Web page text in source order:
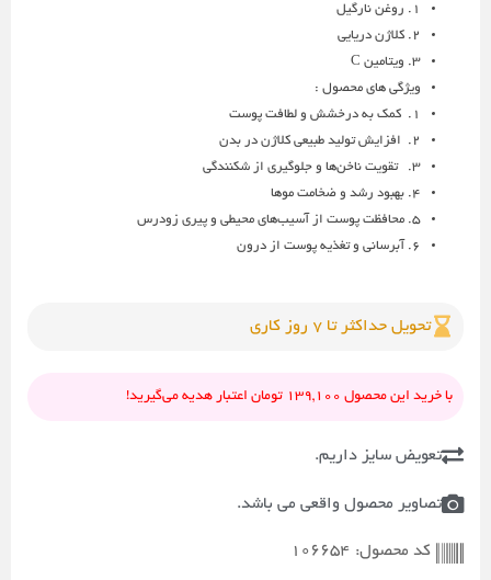
1. روغن نارگیل
2. کلاژن دریایی
3. ویتامین C
ویژگی های محصول :
1. کمک به درخشش و لطافت پوست
2. افزایش تولید طبیعی کلاژن در بدن
3. تقویت ناخن‌ها و جلوگیری از شکنندگی
4. بهبود رشد و ضخامت موها
5. محافظت پوست از آسیب‌های محیطی و پیری زودرس
6. آبرسانی و تغذیه پوست از درون
تحویل حداکثر تا 7 روز کاری
با خرید این محصول 139,100 تومان اعتبار هدیه می‌گیرید!
تعویض سایز داریم.
تصاویر محصول واقعی می باشد.
کد محصول: 106654